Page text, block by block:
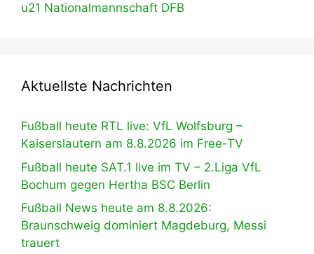
u21 Nationalmannschaft DFB
Aktuellste Nachrichten
Fußball heute RTL live: VfL Wolfsburg –
Kaiserslautern am 8.8.2026 im Free-TV
Fußball heute SAT.1 live im TV – 2.Liga VfL
Bochum gegen Hertha BSC Berlin
Fußball News heute am 8.8.2026:
Braunschweig dominiert Magdeburg, Messi
trauert